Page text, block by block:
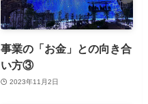
事業の「お金」との向き合
い方③
2023年11月2日